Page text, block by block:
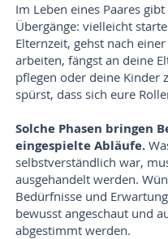
Im Leben eines Paares
Übergänge: vielleicht
Elternzeit, gehst nach
arbeiten, fängst an deine
pflegen oder deine Kinder
spürst, dass sich eure
Solche Phasen bringen
eingespielte Abläufe.
selbstverständlich war,
ausgehandelt werden.
Bedürfnisse und
bewusst angeschaut und
abgestimmt werden.